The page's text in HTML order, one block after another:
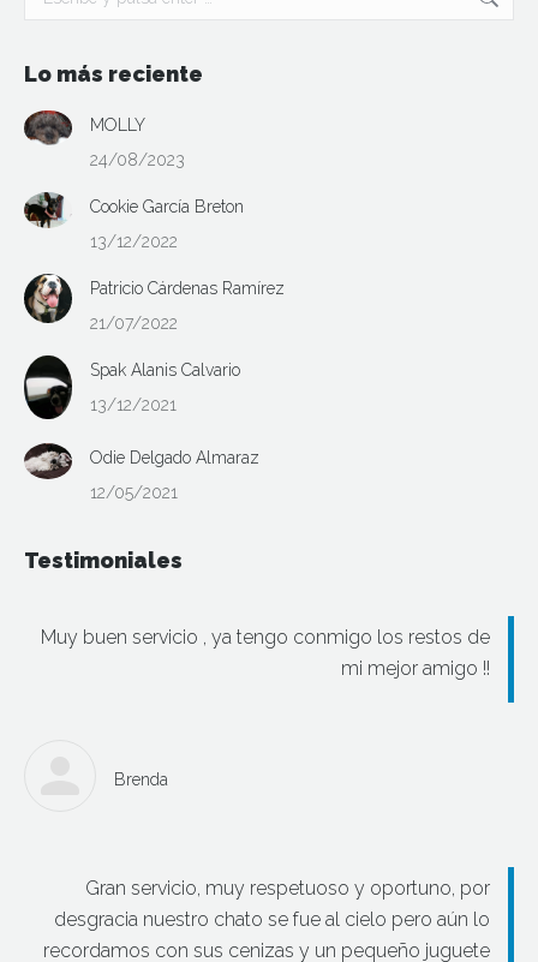
Lo más reciente
MOLLY
24/08/2023
Cookie García Breton
13/12/2022
Patricio Cárdenas Ramírez
21/07/2022
Spak Alanis Calvario
13/12/2021
Odie Delgado Almaraz
12/05/2021
Testimoniales
Muy buen servicio , ya tengo conmigo los restos de
mi mejor amigo !!
Brenda
Gran servicio, muy respetuoso y oportuno, por
desgracia nuestro chato se fue al cielo pero aún lo
recordamos con sus cenizas y un pequeño juguete